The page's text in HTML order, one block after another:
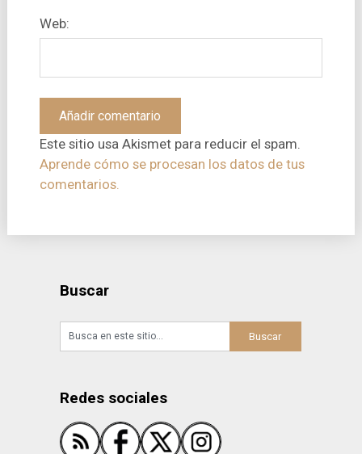
Web:
Este sitio usa Akismet para reducir el spam.
Aprende cómo se procesan los datos de tus
comentarios.
Buscar
Redes sociales